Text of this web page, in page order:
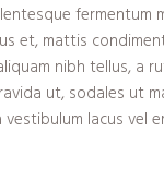
fermentum
et, mattis
nibh tellus, a
ut, sodales ut
lacus vel